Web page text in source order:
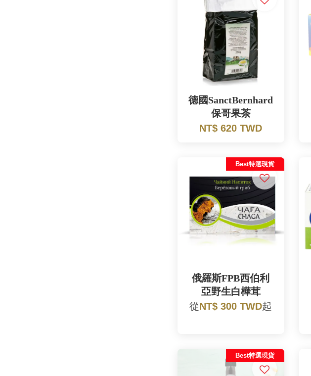
德國SanctBernhard
保哥果茶
NT$ 620 TWD
Best特選現貨
俄羅斯FPB西伯利
亞野生白樺茸
從NT$ 300 TWD起
Best特選現貨